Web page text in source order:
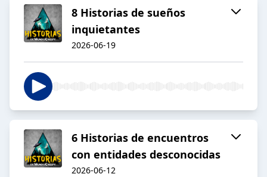
8 Historias de sueños
inquietantes
2026-06-19
6 Historias de encuentros
con entidades desconocidas
2026-06-12